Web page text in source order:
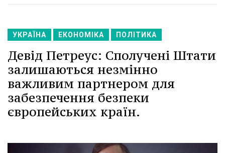
УКРАЇНА ЕКОНОМІКА ПОЛІТИКА
Девід Петреус: Сполучені Штати
залишаються незмінно
важливим партнером для
забезпечення безпеки
європейських країн.